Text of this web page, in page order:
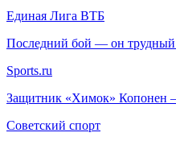
Единая Лига ВТБ
Последний бой — он
Sports.ru
Защитник «Химок» Копонен
Советский спорт